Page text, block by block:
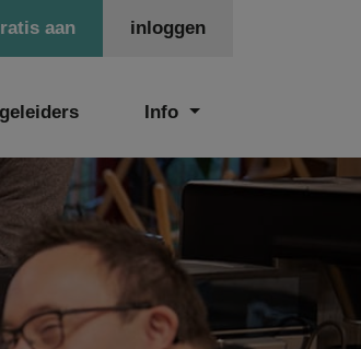
inloggen
aan
Info